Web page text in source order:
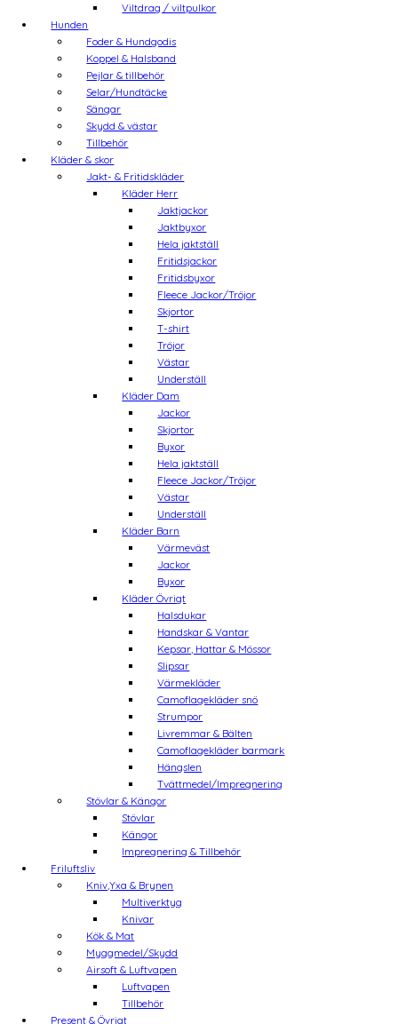
Viltdrag / viltpulkor
Hunden
Foder & Hundgodis
Koppel & Halsband
Pejlar & tillbehör
Selar/Hundtäcke
Sängar
Skydd & västar
Tillbehör
Kläder & skor
Jakt- & Fritidskläder
Kläder Herr
Jaktjackor
Jaktbyxor
Hela jaktställ
Fritidsjackor
Fritidsbyxor
Fleece Jackor/Tröjor
Skjortor
T-shirt
Tröjor
Västar
Underställ
Kläder Dam
Jackor
Skjortor
Byxor
Hela jaktställ
Fleece Jackor/Tröjor
Västar
Underställ
Kläder Barn
Värmeväst
Jackor
Byxor
Kläder Övrigt
Halsdukar
Handskar & Vantar
Kepsar, Hattar & Mössor
Slipsar
Värmekläder
Camoflagekläder snö
Strumpor
Livremmar & Bälten
Camoflagekläder barmark
Hängslen
Tvättmedel/Impregnering
Stövlar & Kängor
Stövlar
Kängor
Impregnering & Tillbehör
Friluftsliv
Kniv,Yxa & Brynen
Multiverktyg
Knivar
Kök & Mat
Myggmedel/Skydd
Airsoft & Luftvapen
Luftvapen
Tillbehör
Present & Övrigt